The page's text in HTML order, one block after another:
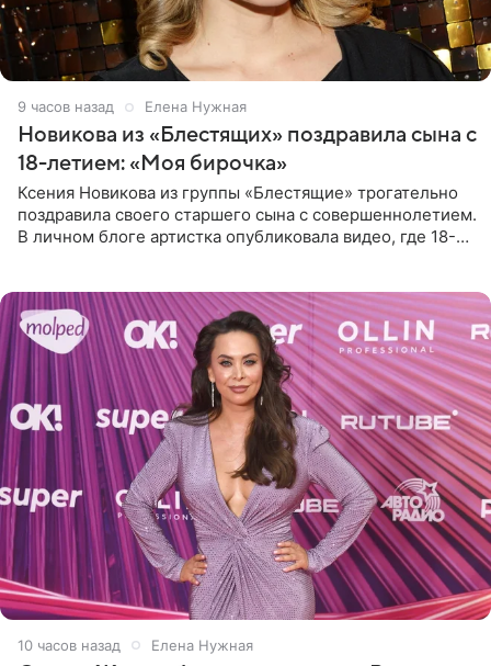
9 часов назад Елена Нужная
Новикова из «Блестящих» поздравила сына с
18-летием: «Моя бирочка»
Ксения Новикова из группы «Блестящие» трогательно
поздравила своего старшего сына с совершеннолетием.
В личном блоге артистка опубликовала видео, где 18-
10 часов назад Елена Нужная